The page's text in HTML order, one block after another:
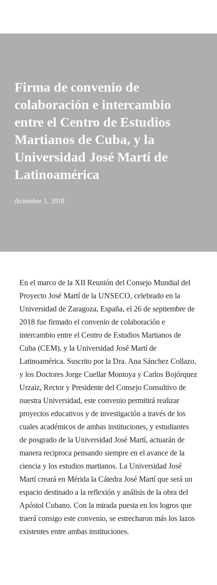
Firma de convenio de
colaboración e intercambio
entre el Centro de Estudios
Martianos de Cuba, y la
Universidad José Martí de
Latinoamérica
diciembre 1, 2018
En el marco de la XII Reunión del Consejo Mundial del
Proyecto José Martí de la UNSECO, celebrado en la
Universidad de Zaragoza, España, el 26 de septiembre de
2018 fue firmado el convenio de colaboración e
intercambio entre el Centro de Estudios Martianos de
Cuba (CEM), y la Universidad José Martí de
Latinoamérica. Suscrito por la Dra. Ana Sánchez Collazo,
y los Doctores Jorge Cuellar Montoya y Carlos Bojórquez
Urzaiz, Rector y Presidente del Consejo Consultivo de
nuestra Universidad, este convenio permitirá realizar
proyectos educativos y de investigación a través de los
cuales académicos de ambas instituciones, y estudiantes
de posgrado de la Universidad José Martí, actuarán de
manera reciproca pensando siempre en el avance de la
ciencia y los estudios martianos. La Universidad José
Martí creará en Mérida la Cátedra José Martí que será un
espacio destinado a la reflexión y análisis de la obra del
Apóstol Cubano. Con la mirada puesta en los logros que
traerá consigo este convenio, se estrecharon más los lazos
existentes entre ambas instituciones.